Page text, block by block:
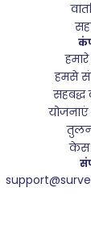
हमसे
सहबद्ध
केस